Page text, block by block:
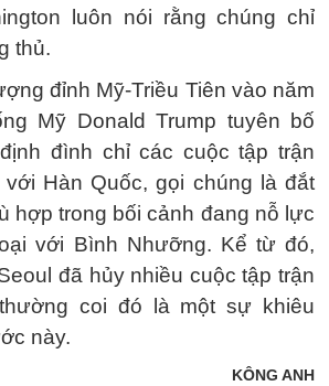
luôn nói rằng chúng chỉ
thủ.
đỉnh Mỹ-Triều Tiên vào năm
Mỹ Donald Trump tuyên bố
đình chỉ các cuộc tập trận
Hàn Quốc, gọi chúng là đắt
hợp trong bối cảnh đang nỗ lực
với Bình Nhưỡng. Kể từ đó,
đã hủy nhiều cuộc tập trận
coi đó là một sự khiêu
này.
KÔNG ANH